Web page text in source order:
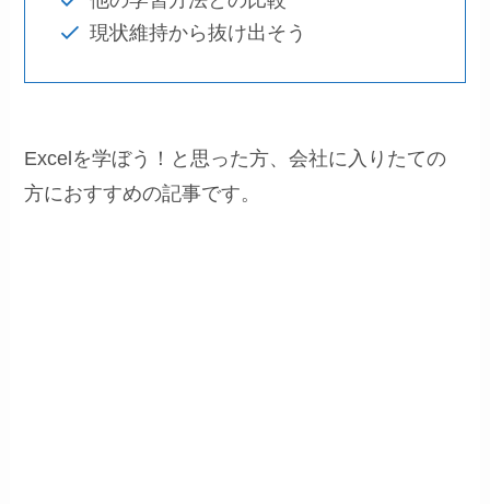
現状維持から抜け出そう
Excelを学ぼう！と思った方、会社に入りたての
方におすすめの記事です。